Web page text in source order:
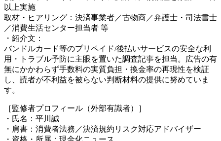
以上実施
取材・ヒアリング：決済事業者／古物商／弁護士・司法書士
／消費生活センター担当者 等
・紹介文：
バンドルカード等のプリペイド/後払いサービスの安全な利
用・トラブル予防に主眼を置いた調査記事を担当。広告の有
無にかかわらず手数料の実質負担・換金率の再現性を検証
し、読者が不利益を被らない判断材料の提供に努めていま
す。
［監修者プロフィール（外部有識者）］
・氏名：平川誠
・肩書：消費者法務／決済規約リスク対応アドバイザー
・資格・所属：現金化ニュース